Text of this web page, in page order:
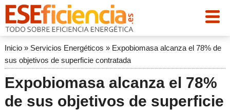
Inicio» Servicios Energéticos » Expobiomasa alcanza el 78% de
sus objetivos de superficie contratada
Expobiomasa alcanza el 78%
de sus objetivos de superficie